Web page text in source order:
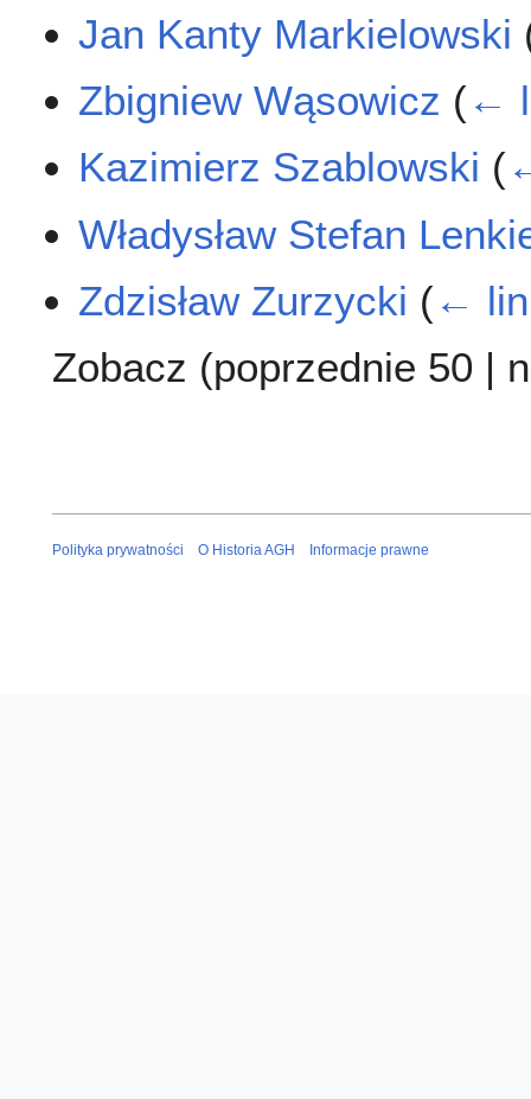
Jan Kanty Markielowski
Zbigniew Wąsowicz (←
Kazimierz Szablowski (
Władysław Stefan
Zdzisław Zurzycki (←
Zobacz (poprzednie 50 |
Polityka prywatności O Historia AGH Informacje prawne